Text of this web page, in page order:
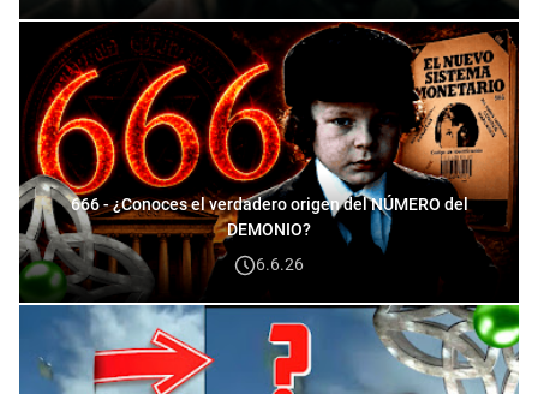
666 - ¿Conoces el verdadero origen del NÚMERO del
DEMONIO?
6.6.26